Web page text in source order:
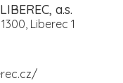
a.s.
Liberec 1